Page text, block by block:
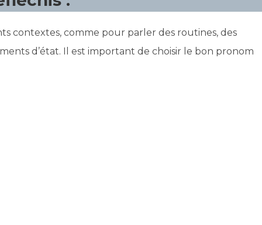
contextes, comme pour parler des routines, des
d’état. Il est important de choisir le bon pronom